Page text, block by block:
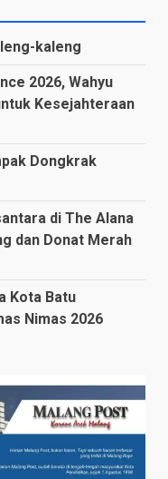
kaleng
2026, Wahyu
Kesejahteraan
Dongkrak
di The Alana
dan Donat Merah
Kota Batu
Nimas 2026